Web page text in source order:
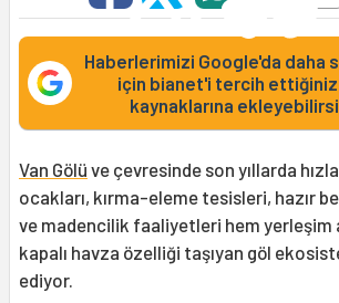
Haberlerimizi Google'da daha
için bianet'i tercih
kaynaklarına
Van Gölü ve çevresinde son yıllarda
ocakları, kırma-eleme tesisleri, hazır
ve madencilik faaliyetleri hem yerleşim
kapalı havza özelliği taşıyan göl
ediyor.